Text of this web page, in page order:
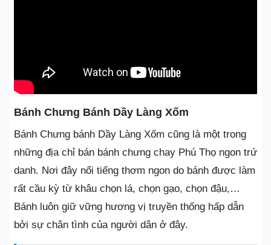
Bánh Chưng Bánh Dầy Làng Xốm
Bánh Chưng bánh Dầy Làng Xốm cũng là một trong
những địa chỉ bán bánh chưng chay Phú Thọ ngon trứ
danh. Nơi đây nổi tiếng thơm ngon do bánh được làm
rất cầu kỳ từ khâu chọn lá, chọn gạo, chọn đậu,…
Bánh luôn giữ vững hương vị truyền thống hấp dẫn
bởi sự chân tình của người dân ở đây.